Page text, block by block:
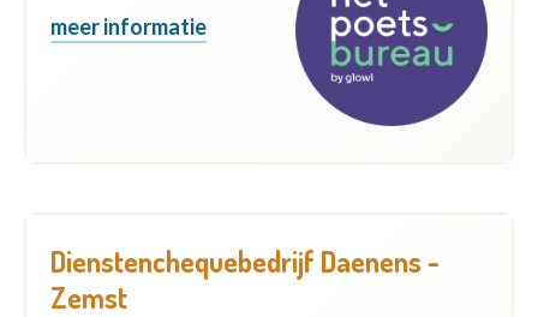
meer informatie
Dienstenchequebedrijf Daenens -
Zemst